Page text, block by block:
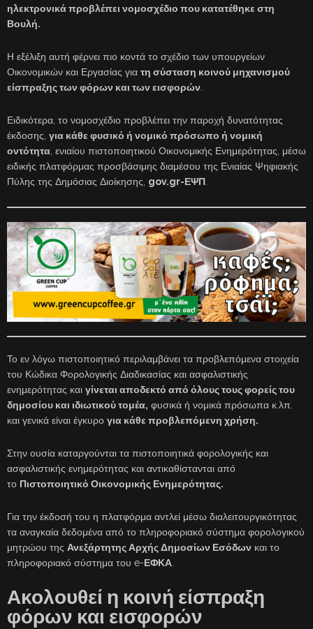
ηλεκτρονικά προβλέπει νομοσχέδιο που κατατέθηκε στη
Βουλή.
Η εξέλιξη αυτή φέρνει πιο κοντά το σχέδιο των υπουργείων
Οικονομικών και Εργασίας για τη σύσταση κοινού μηχανισμού
είσπραξης των φόρων και των εισφορών.
Ειδικότερα, το νομοσχέδιο προβλέπει την παροχή δυνατότητας
έκδοσης, για κάθε φυσικό ή νομικό πρόσωπο ή νομική
οντότητα, ενιαίου πιστοποιητικού Οικονομικής Ενημερότητας, μέσω
ειδικής πλατφόρμας προσβάσιμης διαμέσου της Ενιαίας Ψηφιακής
Πύλης της Δημόσιας Διοίκησης, gov.gr-ΕΨΠ.
Το εν λόγω πιστοποιητικό περιλαμβάνει τα προβλεπόμενα στοιχεία
του Κώδικα Φορολογικής Διαδικασίας και ασφαλιστικής
ενημερότητας και γίνεται αποδεκτό από όλους τους φορείς του
δημοσίου και ιδιωτικού τομέα, φυσικά ή νομικά πρόσωπα κ.λπ.
και γενικά είναι έγκυρο για κάθε προβλεπόμενη χρήση.
Στην ουσία καταργούνται τα πιστοποιητικά φορολογικής και
ασφαλιστικής ενημερότητας και αντικαθίστανται από
το Πιστοποιητικό Οικονομικής Ενημερότητας.
Για την έκδοσή του η πλατφόρμα αντλεί μέσω διαλειτουργικότητας
τα αναγκαία δεδομένα από το πληροφοριακό σύστημα φορολογικού
μητρώου της Ανεξάρτητης Αρχής Δημοσίων Εσόδων και το
πληροφοριακό σύστημα του e-ΕΦΚΑ
Ακολουθεί η κοινή είσπραξη
φόρων και εισφορών